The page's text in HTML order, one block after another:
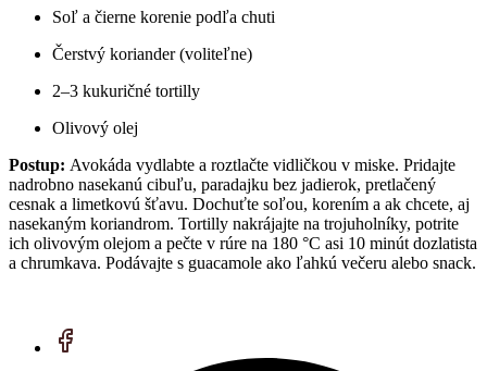
Soľ a čierne korenie podľa chuti
Čerstvý koriander (voliteľne)
2–3 kukuričné tortilly
Olivový olej
Postup: Avokáda vydlabte a roztlačte vidličkou v miske. Pridajte
nadrobno nasekanú cibuľu, paradajku bez jadierok, pretlačený
cesnak a limetkovú šťavu. Dochuťte soľou, korením a ak chcete, aj
nasekaným koriandrom. Tortilly nakrájajte na trojuholníky, potrite
ich olivovým olejom a pečte v rúre na 180 °C asi 10 minút dozlatista
a chrumkava. Podávajte s guacamole ako ľahkú večeru alebo snack.